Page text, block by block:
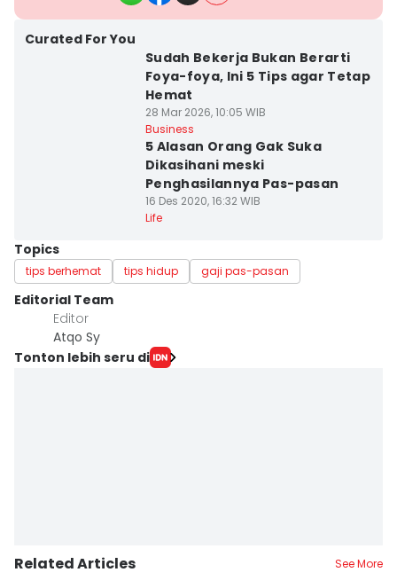
Curated For You
Sudah Bekerja Bukan Berarti
Foya-foya, Ini 5 Tips agar Tetap
Hemat
28 Mar 2026, 10:05 WIB
Business
5 Alasan Orang Gak Suka
Dikasihani meski
Penghasilannya Pas-pasan
16 Des 2020, 16:32 WIB
Life
Topics
tips berhemat tips hidup gaji pas-pasan
Editorial Team
Editor
Atqo Sy
Tonton lebih seru di
Related Articles See More